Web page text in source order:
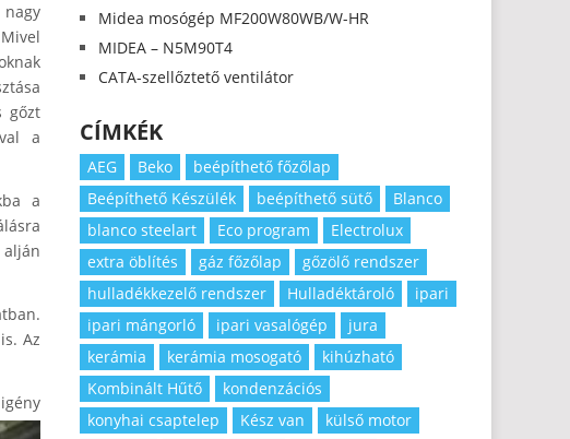
gőzt
a
a
Az
Midea mosógép MF200W80WB/W-HR
MIDEA – N5M90T4
CATA-szellőztető ventilátor
CÍMKÉK
AEG Beko
beépíthető főzőlap
Beépíthető Készülék
beépíthető sütő
Blanco
blanco steelart
Eco program
Electrolux
extra öblítés
gáz főzőlap
gőzölő rendszer
hulladékkezelő rendszer
Hulladéktároló
ipari
ipari mángorló
ipari vasalógép
jura
kerámia
kerámia mosogató
kihúzható
Kombinált Hűtő
kondenzációs
konyhai csaptelep
Kész van
külső motor